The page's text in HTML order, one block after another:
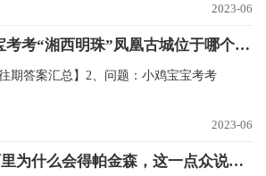
2023-06
今日热闻!小鸡宝宝考考“湘西明珠”凤凰古城位于哪个省（10月16日支付宝蚂蚁庄园每日一题）
期答案汇总】2、问题：小鸡宝宝考考
2023-06
拳击揭秘：拳王阿里为什么会得帕金森，这一点众说纷纭-环球热文